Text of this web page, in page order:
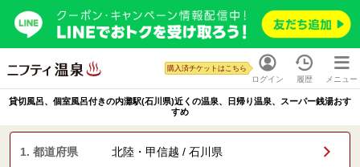
ログイン
購入済チケットはこちら
履歴 メニュー
貸切風呂、個室風呂付きの内灘駅(石川県)近くの温泉、日帰り温泉、スーパー銭湯おす
すめ
1. 都道府県 北陸・甲信越 / 石川県